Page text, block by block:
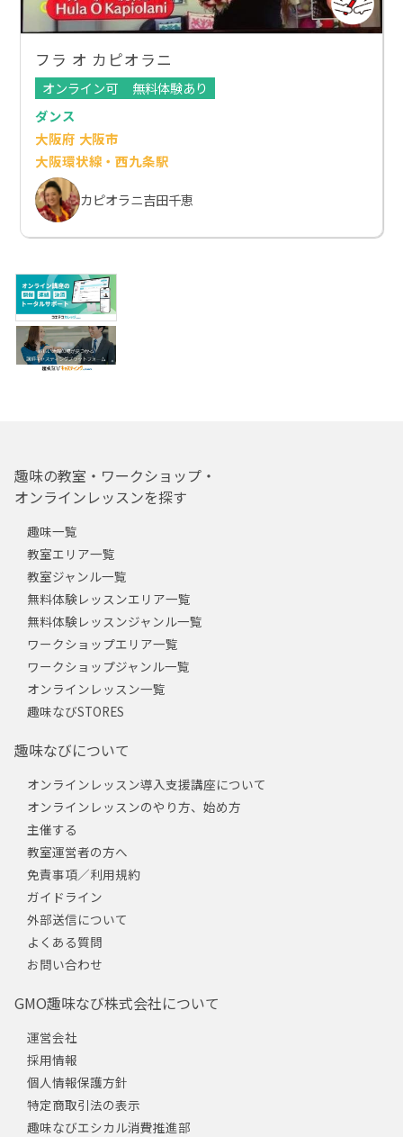
フラ オ カピオラニ
オンライン可
無料体験あり
ダンス
大阪府 大阪市
大阪環状線・西九条駅
カピオラニ吉田千恵
趣味の教室・ワークショップ・
オンラインレッスンを探す
趣味一覧
教室エリア一覧
教室ジャンル一覧
無料体験レッスンエリア一覧
無料体験レッスンジャンル一覧
ワークショップエリア一覧
ワークショップジャンル一覧
オンラインレッスン一覧
趣味なびSTORES
趣味なびについて
オンラインレッスン導入支援講座について
オンラインレッスンのやり方、始め方
主催する
教室運営者の方へ
免責事項／利用規約
ガイドライン
外部送信について
よくある質問
お問い合わせ
GMO趣味なび株式会社について
運営会社
採用情報
個人情報保護方針
特定商取引法の表示
趣味なびエシカル消費推進部